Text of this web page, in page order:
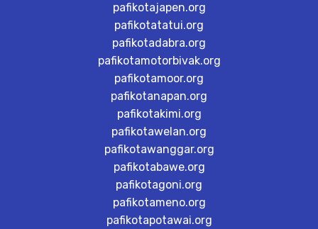
pafikotajapen.org
pafikotatatui.org
pafikotadabra.org
pafikotamotorbivak.org
pafikotamoor.org
pafikotanapan.org
pafikotakimi.org
pafikotawelan.org
pafikotawanggar.org
pafikotabawe.org
pafikotagoni.org
pafikotameno.org
pafikotapotawai.org